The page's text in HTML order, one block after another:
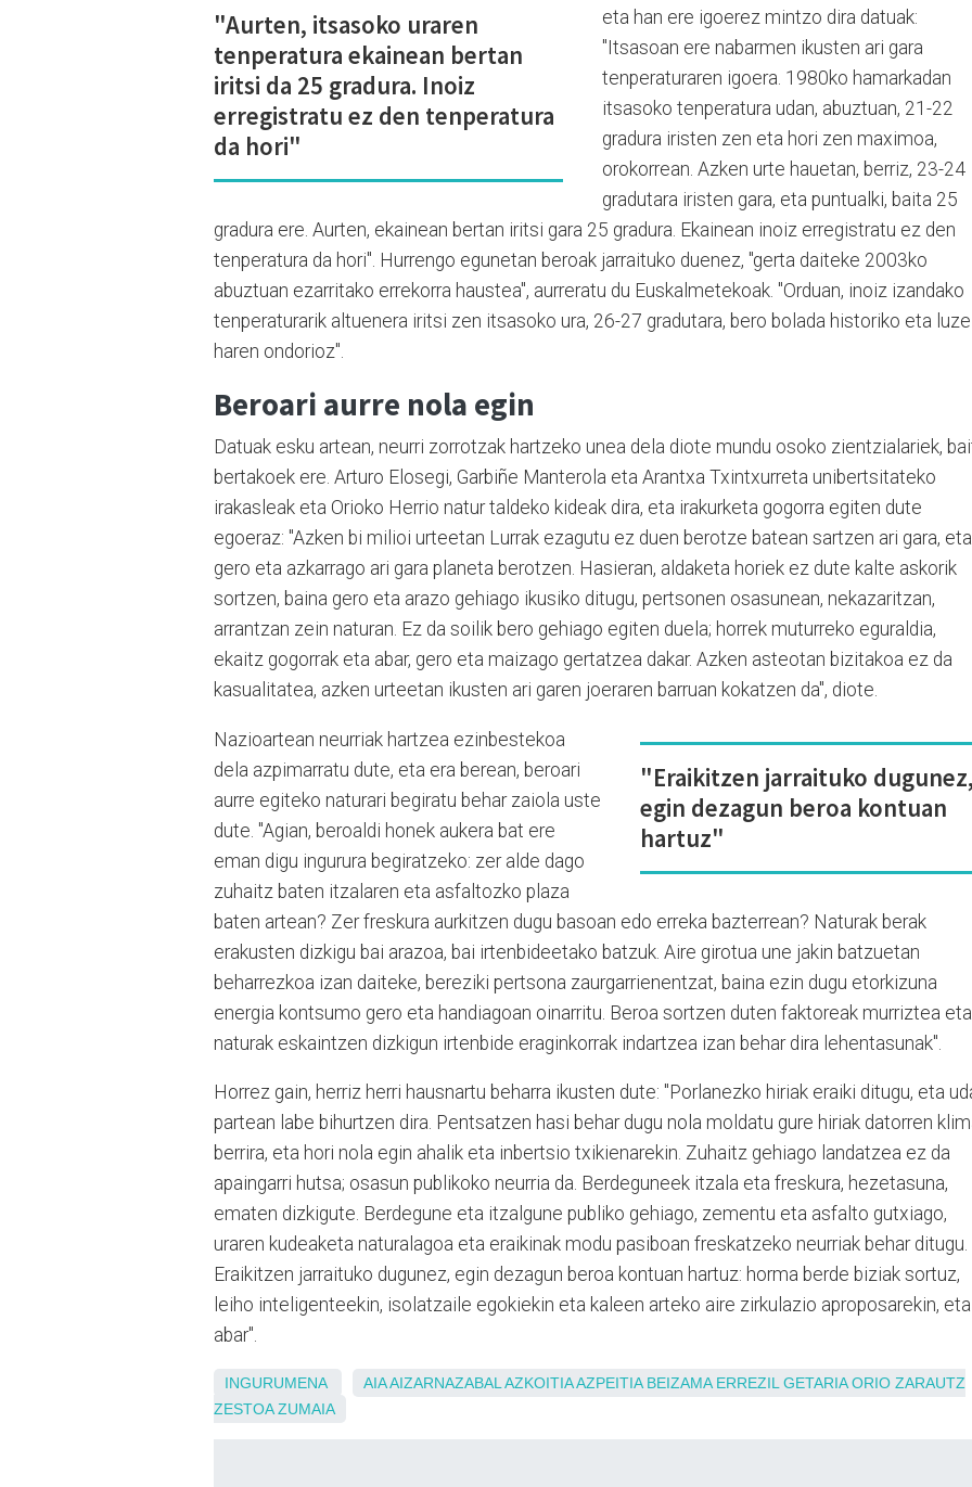
"Aurten, itsasoko uraren
tenperatura ekainean bertan
iritsi da 25 gradura. Inoiz
erregistratu ez den tenperatura
da hori"
eta han ere igoerez mintzo dira datuak:
"Itsasoan ere nabarmen ikusten ari gara
tenperaturaren igoera. 1980ko hamarkadan
itsasoko tenperatura udan, abuztuan, 21-22
gradura iristen zen eta hori zen maximoa,
orokorrean. Azken urte hauetan, berriz, 23-24
gradutara iristen gara, eta puntualki, baita 25
gradura ere. Aurten, ekainean bertan iritsi gara 25 gradura. Ekainean inoiz erregistratu ez den
tenperatura da hori". Hurrengo egunetan beroak jarraituko duenez, "gerta daiteke 2003ko
abuztuan ezarritako errekorra haustea", aurreratu du Euskalmetekoak. "Orduan, inoiz izandako
tenperaturarik altuenera iritsi zen itsasoko ura, 26-27 gradutara, bero bolada historiko eta luze
haren ondorioz".
Beroari aurre nola egin
Datuak esku artean, neurri zorrotzak hartzeko unea dela diote mundu osoko zientzialariek,
bertakoek ere. Arturo Elosegi, Garbiñe Manterola eta Arantxa Txintxurreta unibertsitateko
irakasleak eta Orioko Herrio natur taldeko kideak dira, eta irakurketa gogorra egiten dute
egoeraz: "Azken bi milioi urteetan Lurrak ezagutu ez duen berotze batean sartzen ari gara, eta
gero eta azkarrago ari gara planeta berotzen. Hasieran, aldaketa horiek ez dute kalte askorik
sortzen, baina gero eta arazo gehiago ikusiko ditugu, pertsonen osasunean, nekazaritzan,
arrantzan zein naturan. Ez da soilik bero gehiago egiten duela; horrek muturreko eguraldia,
ekaitz gogorrak eta abar, gero eta maizago gertatzea dakar. Azken asteotan bizitakoa ez da
kasualitatea, azken urteetan ikusten ari garen joeraren barruan kokatzen da", diote.
"Eraikitzen jarraituko
egin dezagun beroa kontuan
hartuz"
Nazioartean neurriak hartzea ezinbestekoa
dela azpimarratu dute, eta era berean, beroari
aurre egiteko naturari begiratu behar zaiola uste
dute. "Agian, beroaldi honek aukera bat ere
eman digu ingurura begiratzeko: zer alde dago
zuhaitz baten itzalaren eta asfaltozko plaza
baten artean? Zer freskura aurkitzen dugu basoan edo erreka bazterrean? Naturak berak
erakusten dizkigu bai arazoa, bai irtenbideetako batzuk. Aire girotua une jakin batzuetan
beharrezkoa izan daiteke, bereziki pertsona zaurgarrienentzat, baina ezin dugu etorkizuna
energia kontsumo gero eta handiagoan oinarritu. Beroa sortzen duten faktoreak murriztea eta
naturak eskaintzen dizkigun irtenbide eraginkorrak indartzea izan behar dira lehentasunak".
Horrez gain, herriz herri hausnartu beharra ikusten dute: "Porlanezko hiriak eraiki ditugu, eta
partean labe bihurtzen dira. Pentsatzen hasi behar dugu nola moldatu gure hiriak datorren
berrira, eta hori nola egin ahalik eta inbertsio txikienarekin. Zuhaitz gehiago landatzea ez da
apaingarri hutsa; osasun publikoko neurria da. Berdeguneek itzala eta freskura, hezetasuna,
ematen dizkigute. Berdegune eta itzalgune publiko gehiago, zementu eta asfalto gutxiago,
uraren kudeaketa naturalagoa eta eraikinak modu pasiboan freskatzeko neurriak behar ditugu.
Eraikitzen jarraituko dugunez, egin dezagun beroa kontuan hartuz: horma berde biziak sortuz,
leiho inteligenteekin, isolatzaile egokiekin eta kaleen arteko aire zirkulazio aproposarekin, eta
abar".
INGURUMENA AIAAIZARNAZABAL AZKOITIAAZPEITIA BEIZAMA ERREZIL GETARIA ORIO ZARAUTZ
ZESTOA ZUMAIA